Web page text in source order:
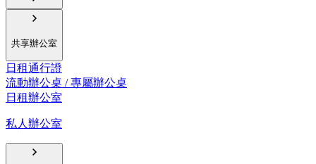
共享辦公室
日租通行證
流動辦公桌 / 專屬辦公桌
日租辦公室
私人辦公室